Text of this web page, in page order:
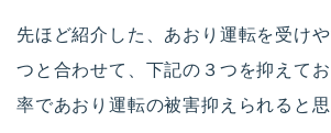
先ほど紹介した、あおり運転を受け
つと合わせて、下記の３つを抑えて
率であおり運転の被害抑えられると思